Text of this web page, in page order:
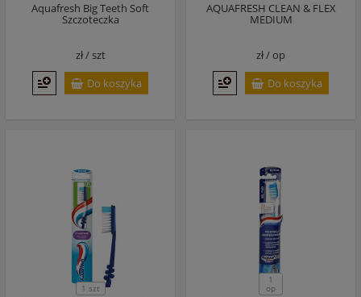
Aquafresh Big Teeth Soft
Szczoteczka
zł /szt
Do koszyka
AQUAFRESH CLEAN & FLEX
MEDIUM
zł /op
Do koszyka
1 szt
1
op